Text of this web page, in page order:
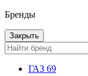
Бренды
Закрыть
ГАЗ 69